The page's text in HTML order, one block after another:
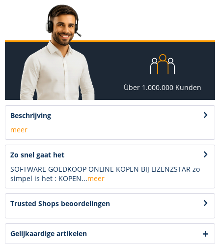
Über 1.000.000 Kunden
Beschrijving
meer
Zo snel gaat het
SOFTWARE GOEDKOOP ONLINE KOPEN BIJ LIZENZSTAR zo
simpel is het : KOPEN...meer
Trusted Shops beoordelingen
Gelijkaardige artikelen